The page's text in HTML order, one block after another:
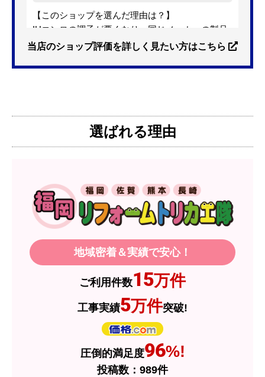
【このショップを選んだ理由は？】
IHコンロの調子が悪くなり、同じメーカーの製品
を探していました。ただ、3口から2口のものへ変
は需要が少なく製品によっては割高になるとのこ
ろ、希望した製品が量販店よりかなり安い価格で
あったので購入いたしました。
【その他感想・コメント】
製品価格もですが、設置や保証なども充実してい
るので、今後も頼りになるショップの一つです。
2026年7月3日 19:01
欲しい商品をスムーズに注文できましたか？
ショップからの連絡や対応は適切でしたか？
当店のショップ評価を詳しく見たい方はこちら
選ばれる理由
地域密着＆実績で安心！
ご利用件数15万件
工事実績5万件突破!
圧倒的満足度96%!
投稿数： 989件